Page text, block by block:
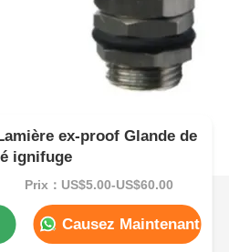
ex-proof Glande de
ignifuge
Prix：US$5.00-US$60.00
Causez Maintenant